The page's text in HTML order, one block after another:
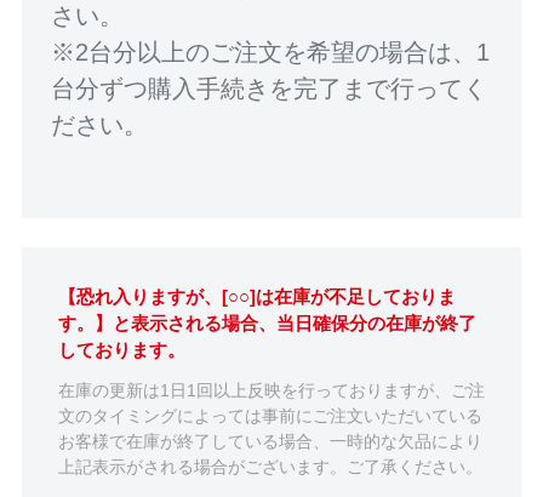
さい。
※2台分以上のご注文を希望の場合は、1
台分ずつ購入手続きを完了まで行ってく
ださい。
【恐れ入りますが、[○○]は在庫が不足しておりま
す。】と表示される場合、当日確保分の在庫が終了
しております。
在庫の更新は1日1回以上反映を行っておりますが、ご注
文のタイミングによっては事前にご注文いただいている
お客様で在庫が終了している場合、一時的な欠品により
上記表示がされる場合がございます。ご了承ください。